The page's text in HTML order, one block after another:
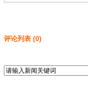
评论列表 (0)